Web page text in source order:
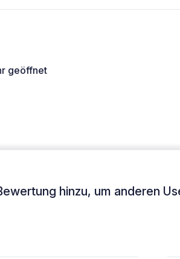
geöffnet
hinzu, um anderen